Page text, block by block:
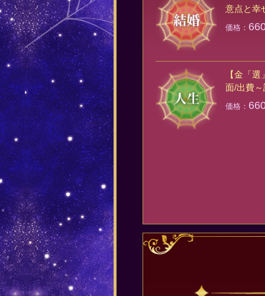
意点と幸
価格：
【金「
面/出費
価格：